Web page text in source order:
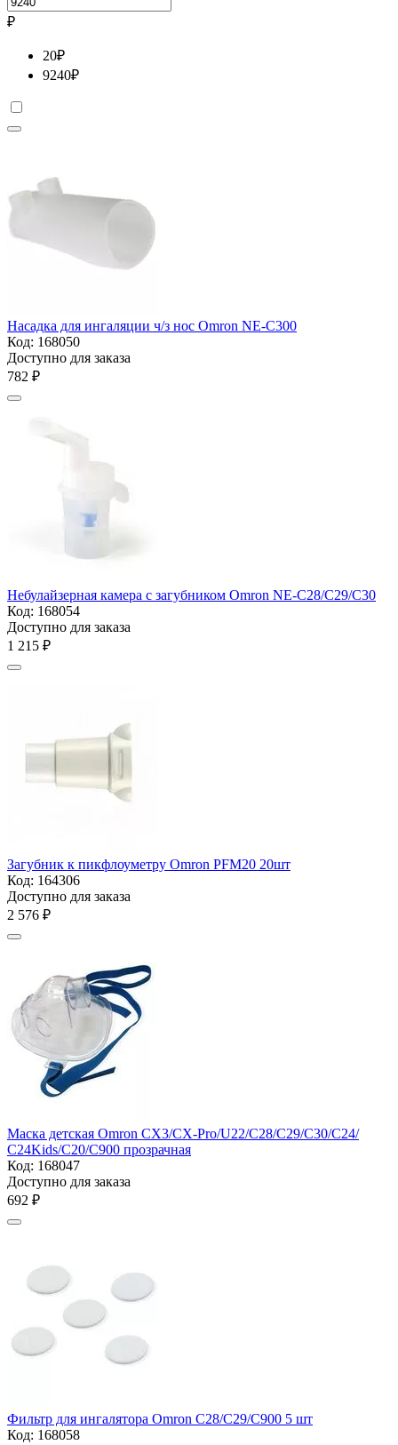
₽
20₽
9240₽
Насадка для ингаляции ч/з нос Omron NE-С300
Код: 168050
Доступно для заказа
‍782‍ ₽
Небулайзерная камера с загубником Omron NE-С28/С29/С30
Код: 168054
Доступно для заказа
1 215 ₽
Загубник к пикфлоуметру Omron PFM20 20шт
Код: 164306
Доступно для заказа
2 576 ₽
Маска детская Omron CX3/CX-Pro/U22/С28/С29/С30/С24/
С24Kids/С20/С900 прозрачная
Код: 168047
Доступно для заказа
‍692‍ ₽
Фильтр для ингалятора Omron С28/С29/С900 5 шт
Код: 168058